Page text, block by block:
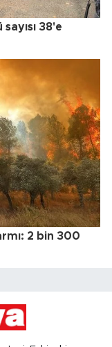
38'e
2 bin 300